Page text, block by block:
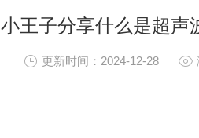
小王子分享什么是超声
更新时间：2024-12-28